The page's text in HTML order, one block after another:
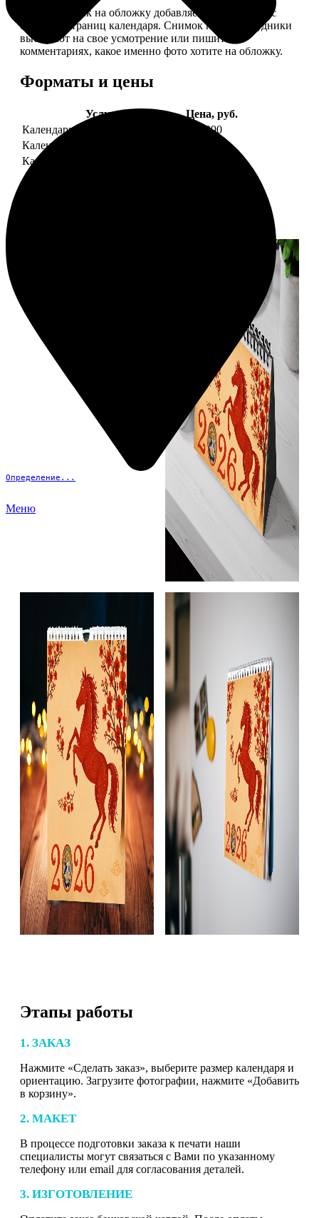
Определение...
Меню
— В кружочек на обложку добавляем фотографию с
одной из страниц календаря. Снимок наши сотрудники
выбирают на свое усмотрение или пишите в
комментариях, какое именно фото хотите на обложку.
Форматы и цены
Услуга
Цена, руб.
Календарь настенный
от 1290
Календарь "домик"
Календарь магнитный отрывной
Этапы работы
1. ЗАКАЗ
Нажмите «Сделать заказ», выберите размер календаря и
ориентацию. Загрузите фотографии, нажмите «Добавить
в корзину».
2. МАКЕТ
В процессе подготовки заказа к печати наши
специалисты могут связаться с Вами по указанному
телефону или email для согласования деталей.
3. ИЗГОТОВЛЕНИЕ